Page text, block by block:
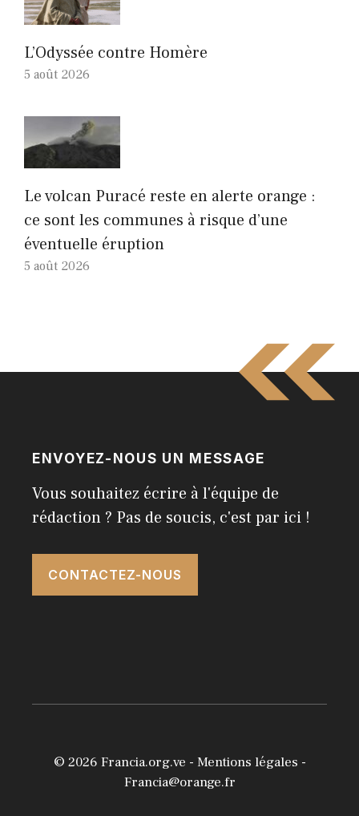
L’Odyssée contre Homère
5 août 2026
Le volcan Puracé reste en alerte orange :
ce sont les communes à risque d’une
éventuelle éruption
5 août 2026
ENVOYEZ-NOUS UN MESSAGE
Vous souhaitez écrire à l'équipe de
rédaction ? Pas de soucis, c'est par ici !
CONTACTEZ-NOUS
© 2026 Francia.org.ve - Mentions légales -
Francia@orange.fr